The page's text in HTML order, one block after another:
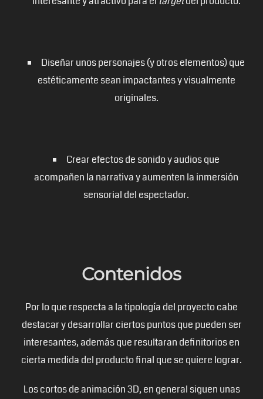
Diseñar unos personajes (y otros elementos) que
estéticamente sean impactantes y visualmente
originales.
Crear efectos de sonido y audios que
acompañen la narrativa y aumenten la inmersión
sensorial del espectador.
Contenidos
Por lo que respecta a la tipología del proyecto cabe
destacar y desarrollar ciertos puntos que pueden ser
interesantes, además que resultaran definitorios en
cierta medida del producto final que se quiere lograr.
Los cortos de animación 3D, en general siguen unas